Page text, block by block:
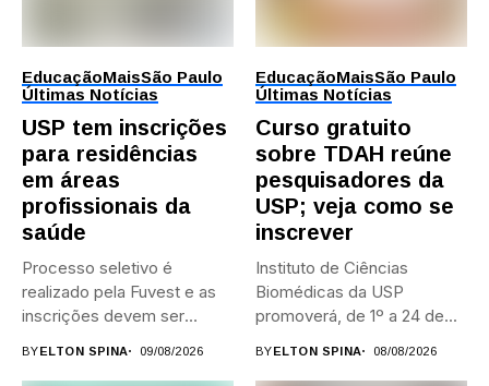
EducaçãoMaisSão Paulo
Últimas Notícias
USP tem inscrições
para residências
em áreas
profissionais da
saúde
Processo seletivo é
realizado pela Fuvest e as
inscrições devem ser
BYELTON SPINA 09/08/2026
EducaçãoMaisSão Paulo
Últimas Notícias
Curso gratuito
sobre TDAH reúne
pesquisadores da
USP; veja como se
inscrever
Instituto de Ciências
Biomédicas da USP
promoverá, de 1º a 24 de...
BYELTON SPINA 08/08/2026